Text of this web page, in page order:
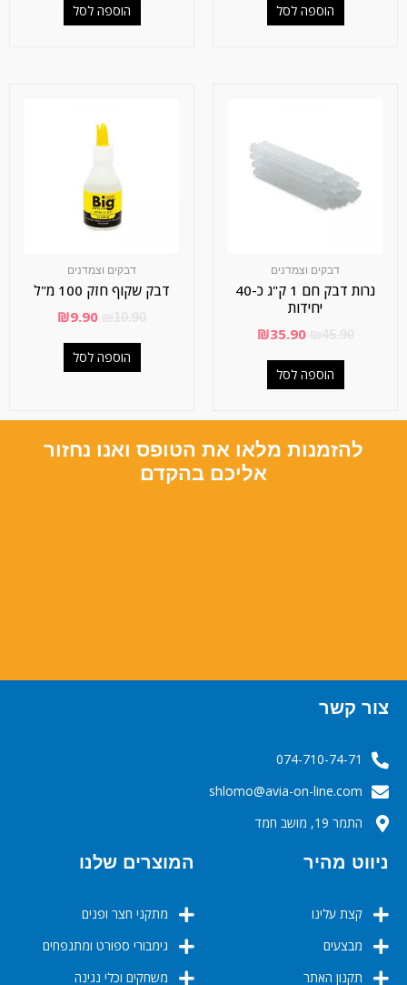
הוספה לסל הוספה לסל
דבקים וצמדנים
דבק שקוף חזק 100 מ"ל
₪9.90
הוספה לסל
דבקים וצמדנים
נרות דבק חם 1 ק"ג כ-40
יחידות
₪35.90
הוספה לסל
להזמנות מלאו את הטופס ואנו נחזור
אליכם בהקדם
צור קשר
074-710-74-71
‬‬‬shlomo@avia-on-line.com‬
התמר 19, מושב חמד
ניווט מהיר
קצת עלינו
מבצעים
תקנון האתר
המוצרים שלנו
מתקני חצר ופנים
גימבורי ספורט ומתנפחים
משחקים וכלי נגינה